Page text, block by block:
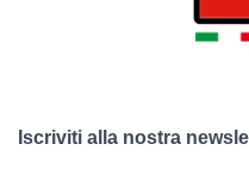
Iscriviti alla nostra
SENZA